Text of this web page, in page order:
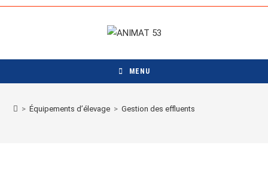
Skip
MENU
> Équipements d’élevage > Gestion des effluents